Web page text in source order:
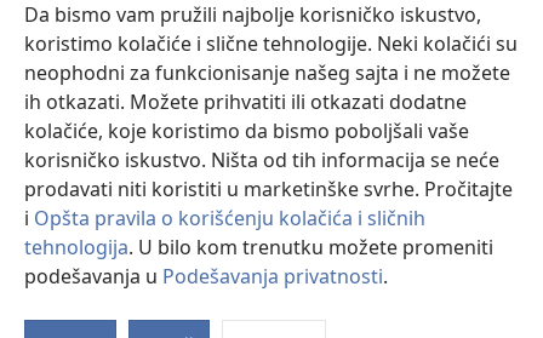
Da bismo vam pružili najbolje korisničko iskustvo,
koristimo kolačiće i slične tehnologije. Neki kolačići su
neophodni za funkcionisanje našeg sajta i ne možete
ih otkazati. Možete prihvatiti ili otkazati dodatne
kolačiće, koje koristimo da bismo poboljšali vaše
korisničko iskustvo. Ništa od tih informacija se neće
prodavati niti koristiti u marketinške svrhe. Pročitajte
i Opšta pravila o korišćenju kolačića i sličnih
tehnologija. U bilo kom trenutku možete promeniti
podešavanja u Podešavanja privatnosti.
novi
prozor)JW Hub
(otvara
novi
prozor)
®
Watchtower Library®
Copyright© 2026 Watch Tower Bible and Tract Society of Pennsylvania.
PRAVILA KORIŠĆENJA|PRIVATNOST| PODEŠAVANjE PRIVATNOSTI